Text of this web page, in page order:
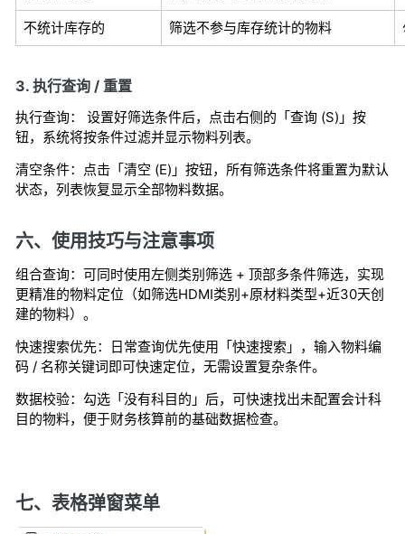
不统计库存的 筛选不参与库存统计的物料
3. 执行查询 / 重置
执行查询： 设置好筛选条件后，点击右侧的「查询 (S)」按
钮，系统将按条件过滤并显示物料列表。
清空条件：点击「清空 (E)」按钮，所有筛选条件将重置为默认
状态，列表恢复显示全部物料数据。
六、使用技巧与注意事项
组合查询：可同时使用左侧类别筛选 + 顶部多条件筛选，实现
更精准的物料定位（如筛选HDMI类别+原材料类型+近30天创
建的物料）。
快速搜索优先：日常查询优先使用「快速搜索」，输入物料编
码 / 名称关键词即可快速定位，无需设置复杂条件。
数据校验：勾选「没有科目的」后，可快速找出未配置会计科
目的物料，便于财务核算前的基础数据检查。
七、表格弹窗菜单